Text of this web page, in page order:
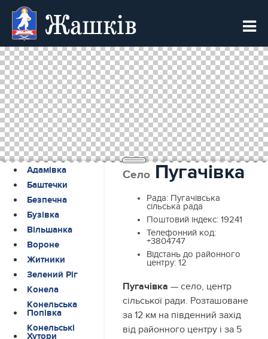
Жашків
Адамівка
Баштечки
Безпечна
Бузівка
Вільшанка
Вороне
Житники
Зелений Ріг
Конела
Конельська
Попівка
Конельські
Хутори
Село Пугачівка
Рада: Пугачівська
сільська рада
Поштовий індекс: 19241
Телефонний код:
+3804747
Відстань до районного
центру: 12
Пугачівка — село, центр
сільської ради. Розташоване
за 12 км на південний захід
від районного центру і за 5